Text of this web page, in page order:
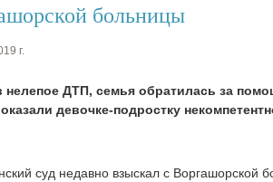
больницы
г.
нелепое ДТП, семья обратилась за
девочке-подростку
суд недавно взыскал с